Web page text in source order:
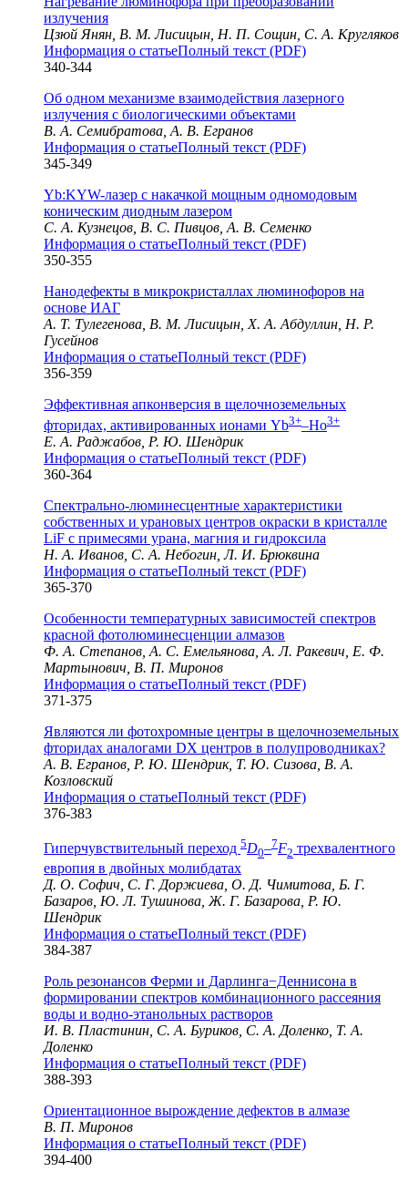
излучения
Цзюй Янян, В. М. Лисицын, Н. П. Сощин, С. А. Кругляков
Информация о статьеПолный текст (PDF)
340-344
Об одном механизме взаимодействия лазерного
излучения с биологическими объектами
В. А. Семибратова, А. В. Егранов
Информация о статьеПолный текст (PDF)
345-349
Yb:KYW-лазер с накачкой мощным одномодовым
коническим диодным лазером
С. А. Кузнецов, В. С. Пивцов, А. В. Семенко
Информация о статьеПолный текст (PDF)
350-355
Нанодефекты в микрокристаллах люминофоров на
основе ИАГ
А. Т. Тулегенова, В. М. Лисицын, Х. А. Абдуллин, Н. Р.
Гусейнов
Информация о статьеПолный текст (PDF)
356-359
Эффективная апконверсия в щелочноземельных
фторидах, активированных ионами Yb3+–Ho3+
Е. А. Раджабов, Р. Ю. Шендрик
Информация о статьеПолный текст (PDF)
360-364
Спектрально-люминесцентные характеристики
собственных и урановых центров окраски в кристалле
LiF с примесями урана, магния и гидроксила
Н. А. Иванов, С. А. Небогин, Л. И. Брюквина
Информация о статьеПолный текст (PDF)
365-370
Особенности температурных зависимостей спектров
красной фотолюминесценции алмазов
Ф. А. Степанов, А. С. Емельянова, А. Л. Ракевич, Е. Ф.
Мартынович, В. П. Миронов
Информация о статьеПолный текст (PDF)
371-375
Являются ли фотохромные центры в щелочноземельных
фторидах аналогами DX центров в полупроводниках?
А. В. Егранов, Р. Ю. Шендрик, Т. Ю. Сизова, В. А.
Козловский
Информация о статьеПолный текст (PDF)
376-383
Гиперчувствительный переход 5D0–7F2 трехвалентного
европия в двойных молибдатах
Д. О. Софич, С. Г. Доржиева, О. Д. Чимитова, Б. Г.
Базаров, Ю. Л. Тушинова, Ж. Г. Базарова, Р. Ю.
Шендрик
Информация о статьеПолный текст (PDF)
384-387
Роль резонансов Ферми и Дарлинга−Деннисона в
формировании спектров комбинационного рассеяния
воды и водно-этанольных растворов
И. В. Пластинин, С. А. Буриков, С. А. Доленко, Т. А.
Доленко
Информация о статьеПолный текст (PDF)
388-393
Ориентационное вырождение дефектов в алмазе
В. П. Миронов
Информация о статьеПолный текст (PDF)
394-400